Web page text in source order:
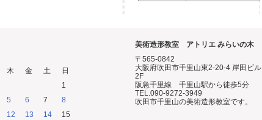
木 金 土 日
1
5 6 7
8
12 13 14
15
美術造形教室 アトリエ みらいの木
〒565-0842
大阪府吹田市千里山東2-20-4 岸田ビル
2F
阪急千里線 千里山駅から徒歩5分
TEL.090-9272-3949
吹田市千里山の美術造形教室です。